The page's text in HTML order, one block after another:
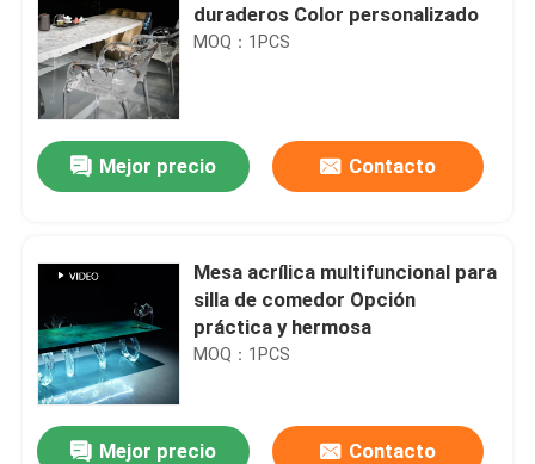
duraderos Color personalizado
MOQ：1PCS
Mejor precio Contacto
Mesa acrílica multifuncional para
silla de comedor Opción
práctica y hermosa
MOQ：1PCS
Mejor precio Contacto